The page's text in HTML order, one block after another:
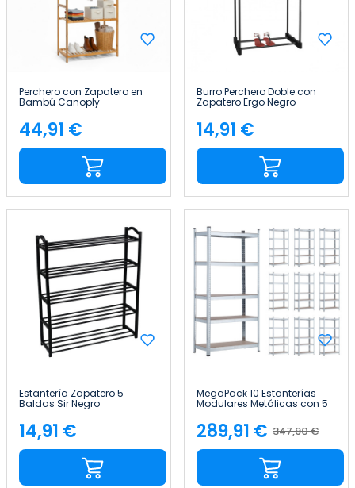
Perchero con Zapatero en
Bambú Canoply
160x68x36cm Thinia Home
Precio
44,91 €
Burro Perchero Doble con
Zapatero Ergo Negro
77x39x157cm Thinia Home
Precio
14,91 €
Estantería Zapatero 5
Baldas Sir Negro
63x20x79cm Thinia Home
Precio
14,91 €
MegaPack 10 Estanterías
Modulares Metálicas con 5
90x40x180cm 7house
Precio
base
347,90 €
Precio
289,91 €